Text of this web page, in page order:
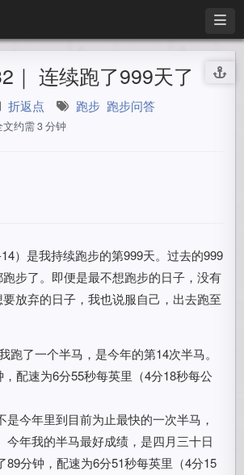
｜ 连续跑了999天了
折返点 跑步 跑步问答
约需 3 分钟
）是我持续跑步的第999天。过去的999
步了。即便是最不想跑步的日子，没有
放弃的日子，我也说服自己，出去跑至
跑了一个半马，是今年的第14次半马。
配速为6分55秒每英里（4分18秒每公
是今年里到目前为止最快的一次半马，
今年我的半马最好成绩，是四月三十日
89分钟，配速为6分51秒每英里（4分15